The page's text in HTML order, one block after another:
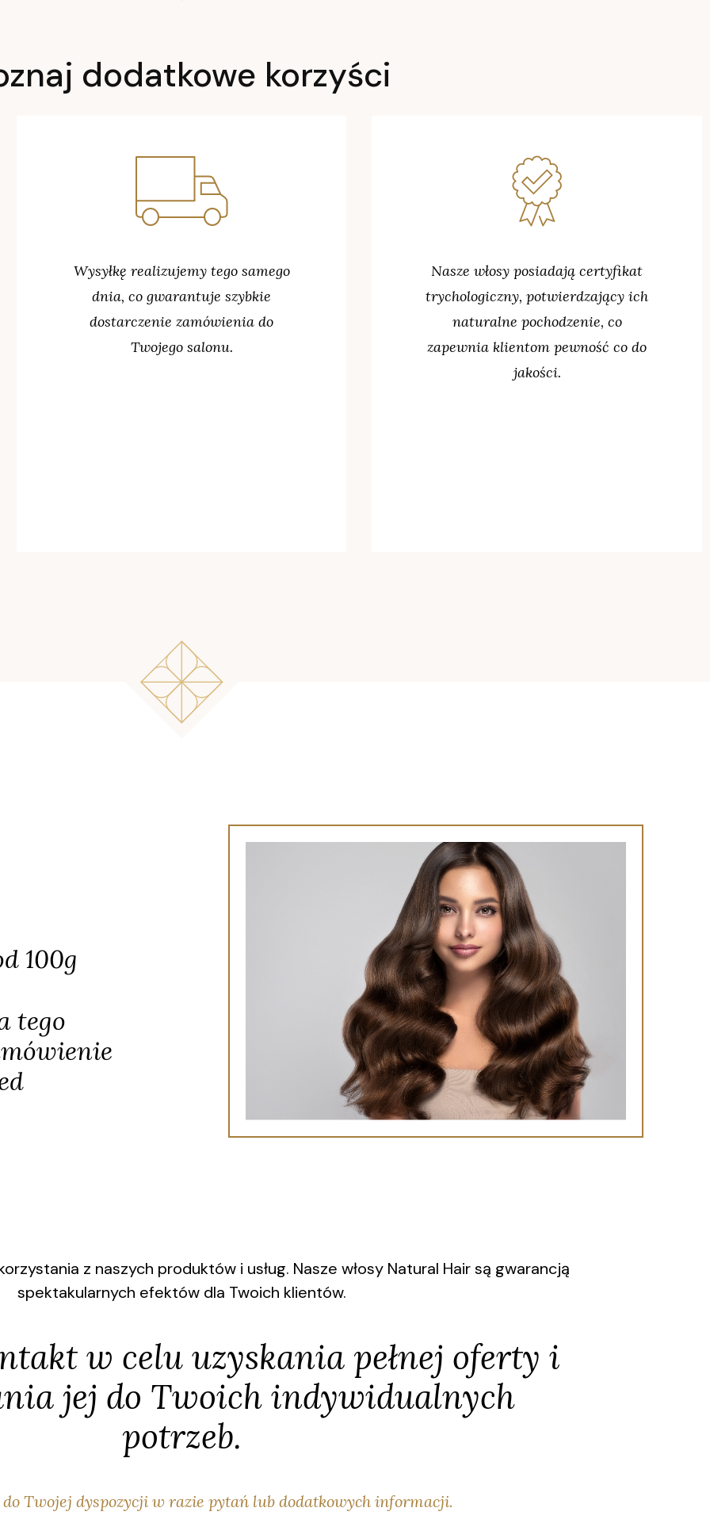
dodatkowe korzyści
Wysyłkę realizujemy tego samego
dnia, co gwarantuje szybkie
dostarczenie zamówienia do
Twojego salonu.
Nasze włosy posiadają certyfikat
trychologiczny, potwierdzający ich
naturalne pochodzenie, co
zapewnia klientom pewność co do
jakości.
100g
tego
z naszych produktów i usług. Nasze włosy Natural Hair są gwarancją
spektakularnych efektów dla Twoich klientów.
w celu uzyskania pełnej oferty i
jej do Twoich indywidualnych
potrzeb.
do Twojej dyspozycji w razie pytań lub dodatkowych informacji.